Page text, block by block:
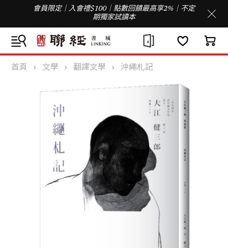
會員限定｜入會禮$100｜點數回饋最高享2%｜不定
期獨家試讀本
首頁 文學 翻譯文學 沖繩札記